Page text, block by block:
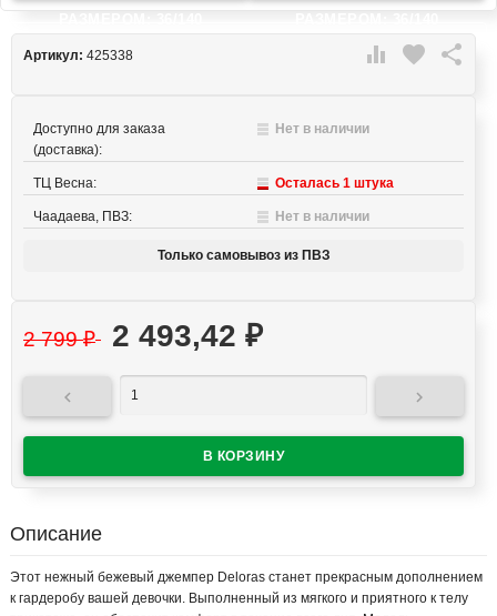
 favorite 
Артикул: 425338
Доступно для заказа
(доставка):
Нет в наличии
ТЦ Весна: Осталась 1 штука
Чаадаева, ПВЗ: Нет в наличии
Только самовывоз из ПВЗ
2 799₽ 2 493,42 ₽
 
Описание
Этот нежный бежевый джемпер Deloras станет прекрасным дополнением
к гардеробу вашей девочки. Выполненный из мягкого и приятного к телу